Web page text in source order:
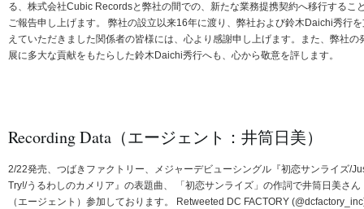
る、株式会社Cubic Recordsと弊社の間での、新たな業務提携契約へ移行するこ
ご報告申し上げます。 弊社の設立以来16年に渡り、弊社および鈴木Daichi秀行
えていただきました関係者の皆様には、心より感謝申し上げます。また、弊社の
展に多大な貢献をもたらした鈴木Daichi秀行へも、心から敬意を評します。
Recording Data（エージェント：井筒日美）
2/22発売、つばきファクトリー、メジャーデビューシングル『初恋サンライズ/
Try!/うるわしのカメリア』の表題曲、 「初恋サンライズ」の作詞で井筒日美さん
（エージェント）参加しております。 Retweeted DC FACTORY